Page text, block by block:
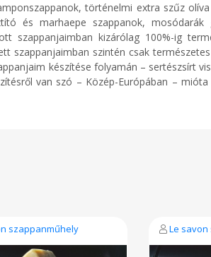
történelmi extra szűz
és marhaepe szappanok, mosódarák
szappanjaimban kizárólag 100%-ig
szappanjaimban szintén csak
készítése folyamán – sertészsírt
van szó – Közép-Európában –
szappanműhely Le